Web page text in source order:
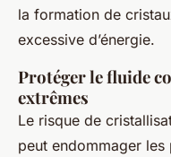
la formation de
excessive d’énergie.
Protéger le fluide
extrêmes
Le risque de
peut endommager